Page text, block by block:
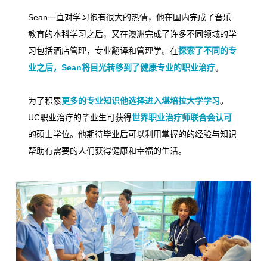
Sean一直对学习抱有很大的热情，他在国内完成了音乐
教育的本科学习之后，又在澳洲完成了许多不同领域的学
习包括酒店管理，专业翻译和管理学。在探索了不同的专
业之后， Sean将目光转移到了健康专业的职业治疗。
为了积累更多的专业知识他选择进入堪培拉大学学习。
UC职业治疗的毕业生可获得世界职业治疗师联合会认可
的硕士学位。他期待毕业后可以利用掌握的的经验与知识
帮助有需要的人们获得健康和幸福的生活。